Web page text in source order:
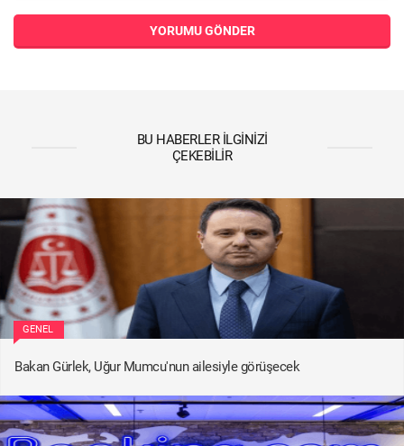
YORUMU GÖNDER
BU HABERLER İLGINIZI
ÇEKEBILIR
GENEL
Bakan Gürlek, Uğur Mumcu'nun ailesiyle görüşecek